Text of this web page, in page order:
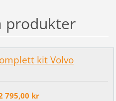
produkter
kit Volvo
795,00 kr